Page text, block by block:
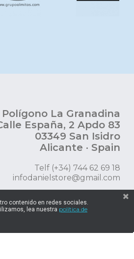
Polígono La Granadina
España, 2 Apdo 83
03349 San Isidro
Alicante · Spain
Telf (+34) 744 62 69 18
infodanielstore@gmail.com
contenido en redes sociales.
lea nuestra política de